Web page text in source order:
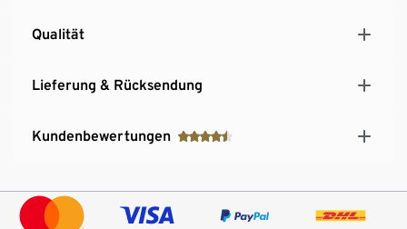
Qualität
Lieferung & Rücksendung
Kundenbewertungen